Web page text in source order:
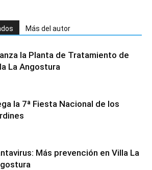
Más del autor
la Planta de Tratamiento de
La Angostura
la 7ª Fiesta Nacional de los
Más prevención en Villa La